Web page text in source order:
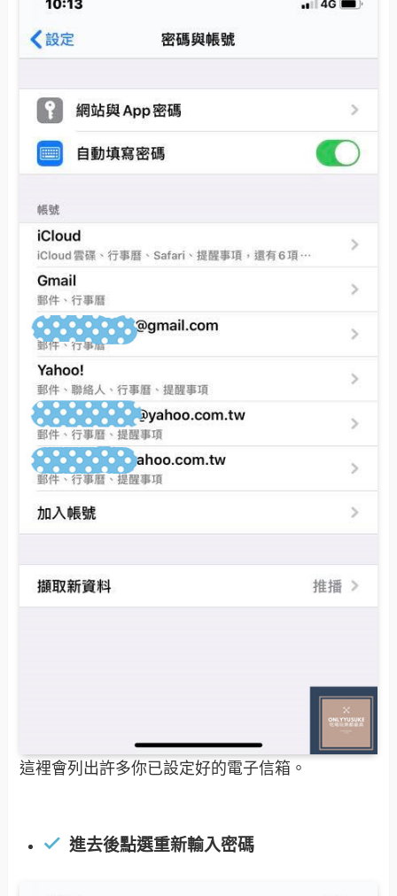
這裡會列出許多你已設定好的電子信箱。
進去後點選重新輸入密碼